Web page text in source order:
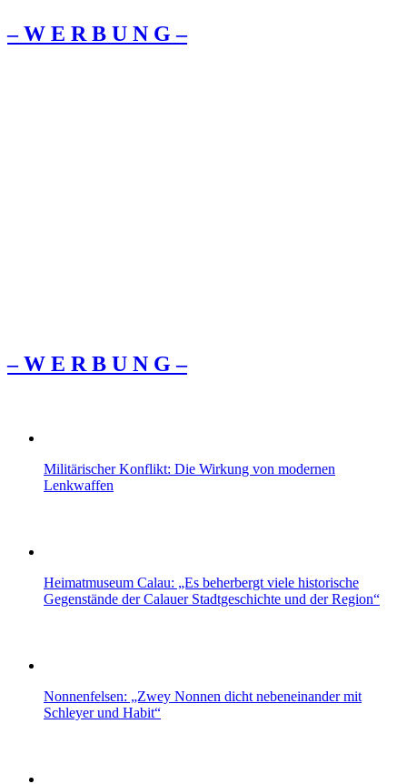
– W Ε R Β U Ν G –
– W Ε R Β U Ν G –
Militärischer Konflikt: Die Wirkung von modernen
Lenkwaffen
Heimatmuseum Calau: „Es beherbergt viele historische
Gegenstände der Calauer Stadtgeschichte und der Region“
Nonnenfelsen: „Zwey Nonnen dicht nebeneinander mit
Schleyer und Habit“